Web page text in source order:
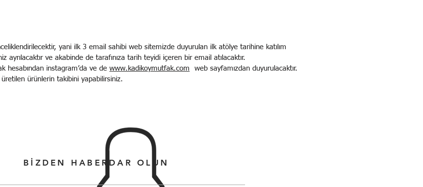
yani ilk 3 email sahibi web sitemizde duyurulan ilk atölye tarihine katılım
ayrılacaktır ve akabinde de tarafınıza tarih teyidi içeren bir email atılacaktır.
hesabından instagram’da ve de www.kadikoymutfak.com web sayfamızdan duyurulacaktır.
üretilen ürünlerin takibini yapabilirsiniz.
BİZDEN HABERDAR OLUN